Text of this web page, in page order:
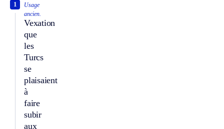
Usage
ancien.
Vexation
que
les
Turcs
se
plaisaient
à
faire
subir
aux
1